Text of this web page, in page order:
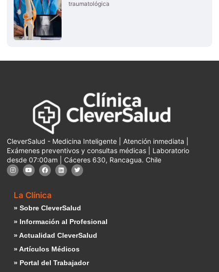
traumatológica
CleverSalud - Medicina Inteligente | Atención inmediata |
Exámenes preventivos y consultas médicas | Laboratorio
desde 07:00am | Cáceres 630, Rancagua. Chile
La Clínica
» Sobre CleverSalud
» Información al Profesional
» Actualidad CleverSalud
» Artículos Médicos
» Portal del Trabajador